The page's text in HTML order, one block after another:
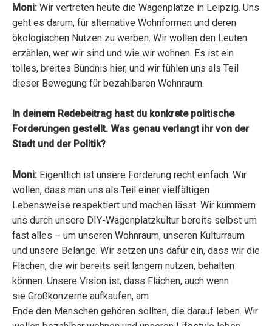
Moni: Wir vertreten heute die Wagenplätze in Leipzig. Uns
geht es darum, für alternative Wohnformen und deren
ökologischen Nutzen zu werben. Wir wollen den Leuten
erzählen, wer wir sind und wie wir wohnen. Es ist ein
tolles, breites Bündnis hier, und wir fühlen uns als Teil
dieser Bewegung für bezahlbaren Wohnraum.
In deinem Redebeitrag hast du konkrete politische
Forderungen gestellt. Was genau verlangt ihr von der
Stadt und der Politik?
Moni: Eigentlich ist unsere Forderung recht einfach: Wir
wollen, dass man uns als Teil einer vielfältigen
Lebensweise respektiert und machen lässt. Wir kümmern
uns durch unsere DIY-Wagenplatzkultur bereits selbst um
fast alles – um unseren Wohnraum, unseren Kulturraum
und unsere Belange. Wir setzen uns dafür ein, dass wir die
Flächen, die wir bereits seit langem nutzen, behalten
können. Unsere Vision ist, dass Flächen, auch wenn
sie Großkonzerne aufkaufen, am
Ende den Menschen gehören sollten, die darauf leben. Wir